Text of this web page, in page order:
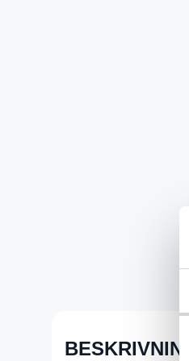
BESKRIVNING